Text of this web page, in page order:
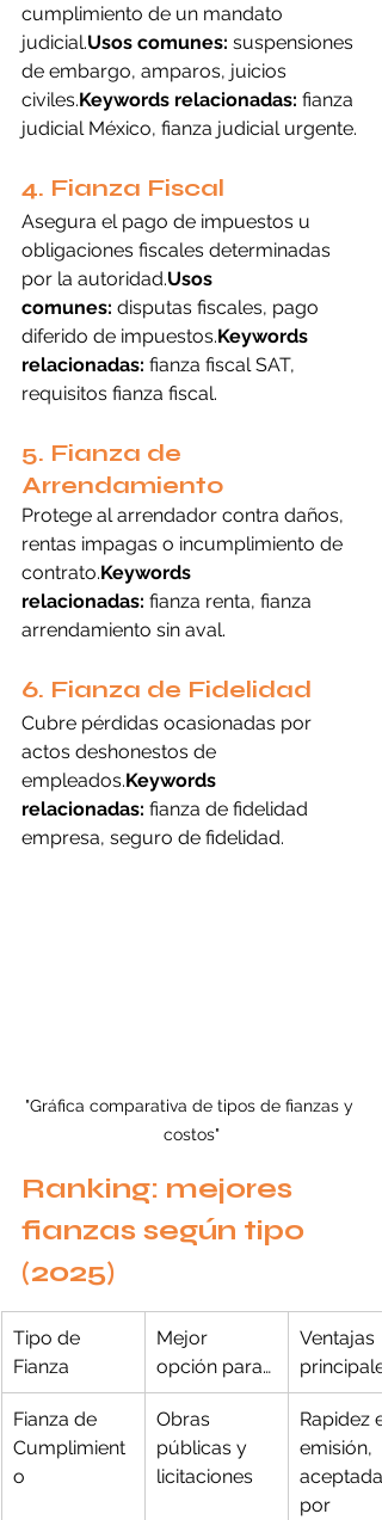
cumplimiento de un mandato
judicial.Usos comunes: suspensiones
de embargo, amparos, juicios
civiles.Keywords relacionadas: fianza
judicial México, fianza judicial urgente.
4. Fianza Fiscal
Asegura el pago de impuestos u
obligaciones fiscales determinadas
por la autoridad.Usos
comunes: disputas fiscales, pago
diferido de impuestos.Keywords
relacionadas: fianza fiscal SAT,
requisitos fianza fiscal.
5. Fianza de
Arrendamiento
Protege al arrendador contra daños,
rentas impagas o incumplimiento de
contrato.Keywords
relacionadas: fianza renta, fianza
arrendamiento sin aval.
6. Fianza de Fidelidad
Cubre pérdidas ocasionadas por
actos deshonestos de
empleados.Keywords
relacionadas: fianza de fidelidad
empresa, seguro de fidelidad.
"Gráfica comparativa de tipos de fianzas y
costos"
Ranking: mejores
fianzas según tipo
(2025)
Tipo de
Fianza
Mejor
opción para…
Ventajas
Fianza de
Cumplimient
o
Obras
públicas y
licitaciones
Rapidez
emisión,
aceptada
por